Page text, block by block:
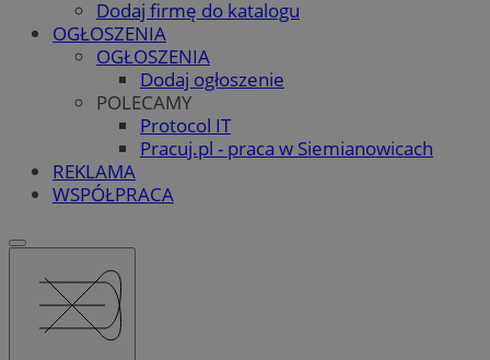
Dodaj firmę do katalogu
OGŁOSZENIA
OGŁOSZENIA
Dodaj ogłoszenie
POLECAMY
Protocol IT
Pracuj.pl - praca w Siemianowicach
REKLAMA
WSPÓŁPRACA